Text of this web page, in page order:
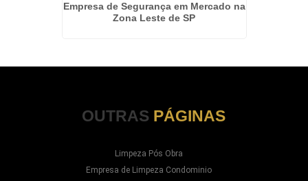
Empresa de Segurança em Mercado na
Zona Leste de SP
OUTRAS PÁGINAS
Limpeza Pós Obra
Empresa de Limpeza Condominio